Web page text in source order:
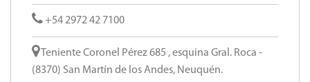
+54 2972 42 7100
Teniente Coronel Pérez 685 , esquina Gral. Roca -
(8370) San Martín de los Andes, Neuquén.